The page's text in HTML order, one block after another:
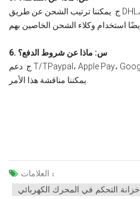
ج: يمكننا ترتيب الشحن عن طريق DHL، FedEx، UPS، إلخ. بالطبع، يمكن
6. س: ماذا عن شروط الدفع؟
ج: دعم T/TPaypal، Apple Pay، Google PayWestern Union، إلخ. بالطبع
العلامات :
خزانة التحكم في المحرك الكهربائي